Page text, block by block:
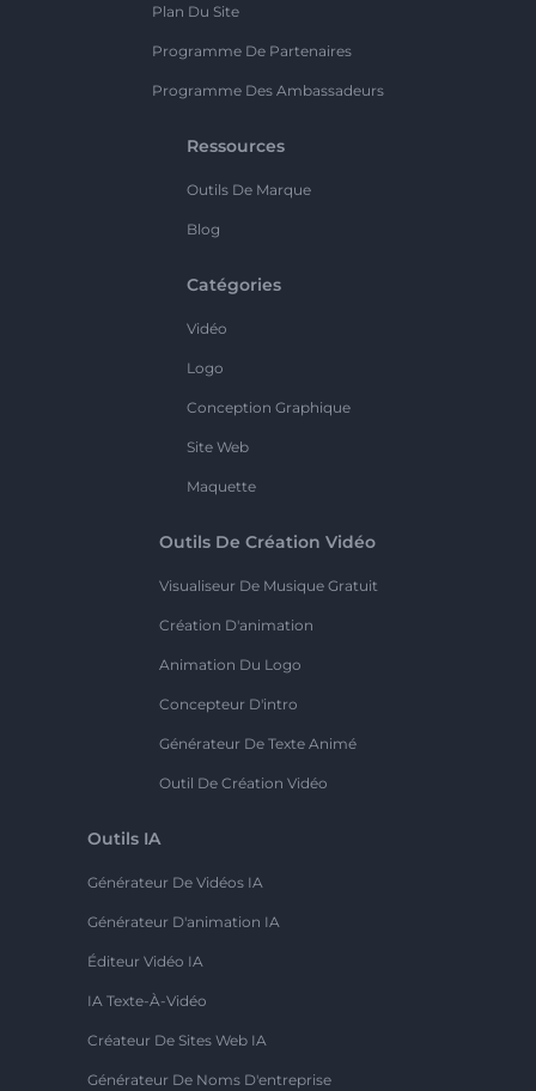
Plan Du Site
Programme De Partenaires
Programme Des Ambassadeurs
Ressources
Outils De Marque
Blog
Catégories
Vidéo
Logo
Conception Graphique
Site Web
Maquette
Outils De Création Vidéo
Visualiseur De Musique Gratuit
Création D'animation
Animation Du Logo
Concepteur D'intro
Générateur De Texte Animé
Outil De Création Vidéo
Outils IA
Générateur De Vidéos IA
Générateur D'animation IA
Éditeur Vidéo IA
IA Texte-À-Vidéo
Créateur De Sites Web IA
Générateur De Noms D'entreprise